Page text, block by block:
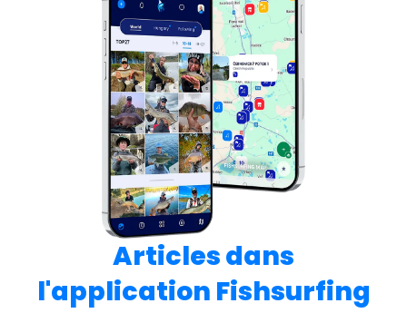
Articles dans
l'application Fishsurfing